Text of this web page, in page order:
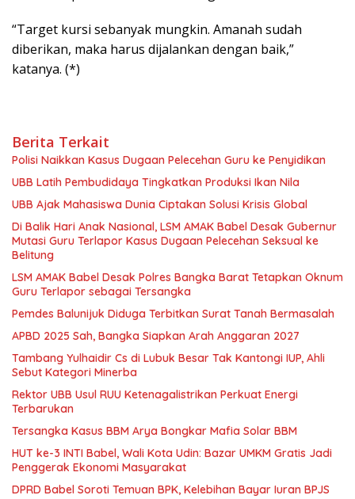
“Target kursi sebanyak mungkin. Amanah sudah
diberikan, maka harus dijalankan dengan baik,”
katanya. (*)
Berita Terkait
Polisi Naikkan Kasus Dugaan Pelecehan Guru ke Penyidikan
UBB Latih Pembudidaya Tingkatkan Produksi Ikan Nila
UBB Ajak Mahasiswa Dunia Ciptakan Solusi Krisis Global
Di Balik Hari Anak Nasional, LSM AMAK Babel Desak Gubernur
Mutasi Guru Terlapor Kasus Dugaan Pelecehan Seksual ke
Belitung
LSM AMAK Babel Desak Polres Bangka Barat Tetapkan Oknum
Guru Terlapor sebagai Tersangka
Pemdes Balunijuk Diduga Terbitkan Surat Tanah Bermasalah
APBD 2025 Sah, Bangka Siapkan Arah Anggaran 2027
Tambang Yulhaidir Cs di Lubuk Besar Tak Kantongi IUP, Ahli
Sebut Kategori Minerba
Rektor UBB Usul RUU Ketenagalistrikan Perkuat Energi
Terbarukan
Tersangka Kasus BBM Arya Bongkar Mafia Solar BBM
HUT ke-3 INTI Babel, Wali Kota Udin: Bazar UMKM Gratis Jadi
Penggerak Ekonomi Masyarakat
DPRD Babel Soroti Temuan BPK, Kelebihan Bayar Iuran BPJS